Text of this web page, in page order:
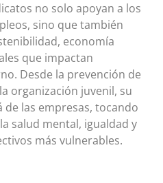
no solo apoyan a los
sino que también
economía
que impactan
Desde la prevención de
organización juvenil, su
las empresas, tocando
salud mental, igualdad y
más vulnerables.